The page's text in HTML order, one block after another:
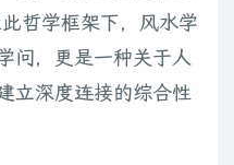
哲学框架下，风水学
问，更是一种关于人
立深度连接的综合性